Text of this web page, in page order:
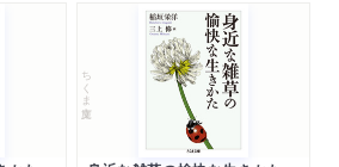
ちくま文庫